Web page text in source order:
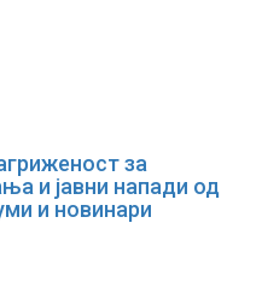
за
и јавни напади од
и новинари